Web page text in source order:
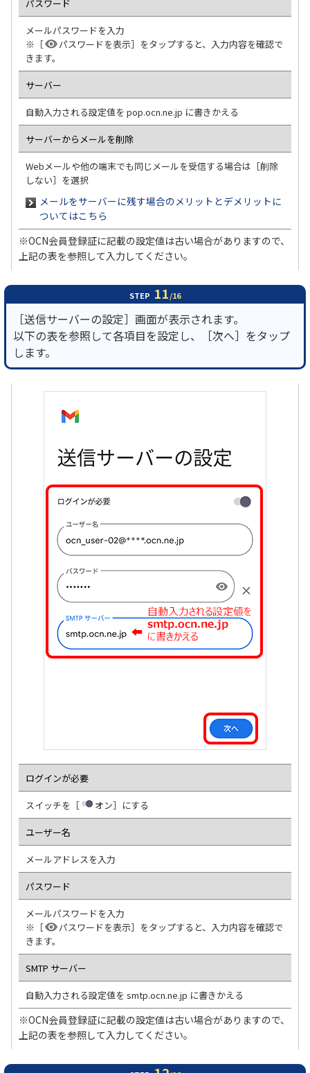
パスワード
メールパスワードを入力
※［
パスワードを表示］をタップすると、入力内容を確認で
きます。
サーバー
自動入力される設定値を pop.ocn.ne.jp に書きかえる
サーバーからメールを削除
Webメールや他の端末でも同じメールを受信する場合は［削除
しない］を選択
メールをサーバーに残す場合のメリットとデメリットに
ついてはこちら
※OCN会員登録証に記載の設定値は古い場合がありますので、
上記の表を参照して入力してください。
STEP 11/16
［送信サーバーの設定］画面が表示されます。
以下の表を参照して各項目を設定し、［次へ］をタップ
します。
ログインが必要
スイッチを［ オン］にする
ユーザー名
メールアドレスを入力
パスワード
メールパスワードを入力
※［
パスワードを表示］をタップすると、入力内容を確認で
きます。
SMTP サーバー
自動入力される設定値を smtp.ocn.ne.jp に書きかえる
※OCN会員登録証に記載の設定値は古い場合がありますので、
上記の表を参照して入力してください。